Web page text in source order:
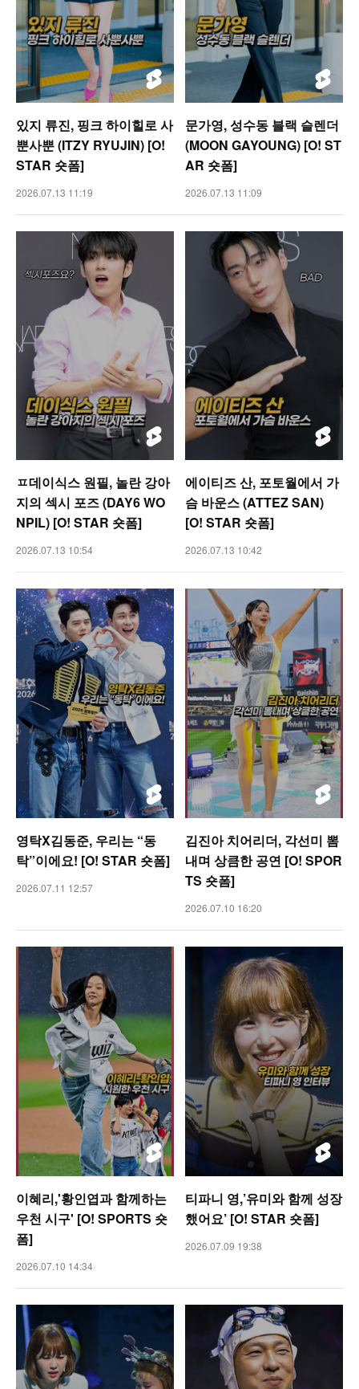
있지 류진, 핑크 하이힐로 사
뿐사뿐 (ITZY RYUJIN) [O!
STAR 숏폼]
2026.07.13 11:19
문가영, 성수동 블랙 슬렌더
(MOON GAYOUNG) [O! ST
AR 숏폼]
2026.07.13 11:09
ㅍ데이식스 원필, 놀란 강아
지의 섹시 포즈 (DAY6 WO
NPIL) [O! STAR 숏폼]
2026.07.13 10:54
에이티즈 산, 포토월에서 가
슴 바운스 (ATTEZ SAN)
[O! STAR 숏폼]
2026.07.13 10:42
영탁X김동준, 우리는 “동
탁”이에요! [O! STAR 숏폼]
2026.07.11 12:57
김진아 치어리더, 각선미 뽐
내며 상큼한 공연 [O! SPOR
TS 숏폼]
2026.07.10 16:20
이혜리,'황인엽과 함께하는
우천 시구' [O! SPORTS 숏
폼]
2026.07.10 14:34
티파니 영,’유미와 함께 성장
했어요’ [O! STAR 숏폼]
2026.07.09 19:38